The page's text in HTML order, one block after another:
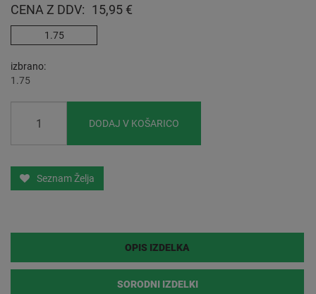
CENA Z DDV: 15,95 €
1.75
izbrano
1.75
DODAJ V KOŠARICO
Seznam Želja
OPIS IZDELKA
SORODNI IZDELKI